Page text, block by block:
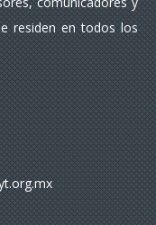
residen en todos los